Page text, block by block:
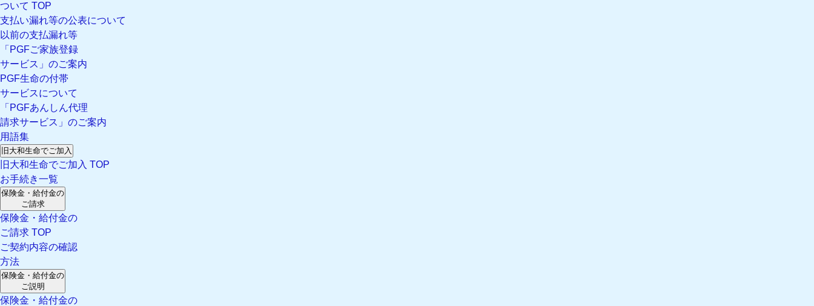
ついて TOP
支払い漏れ等の公表について
以前の支払漏れ等
「PGFご家族登録
サービス」のご案内
PGF生命の付帯
サービスについて
「PGFあんしん代理
請求サービス」のご案内
用語集
旧大和生命でご加入
旧大和生命でご加入 TOP
お手続き一覧
保険金・給付金の
ご請求
保険金・給付金の
ご請求 TOP
ご契約内容の確認
方法
保険金・給付金の
ご説明
保険金・給付金の